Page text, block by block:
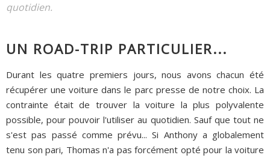
quotidien.
UN ROAD-TRIP PARTICULIER...
Durant les quatre premiers jours, nous avons chacun été
récupérer une voiture dans le parc presse de notre choix. La
contrainte était de trouver la voiture la plus polyvalente
possible, pour pouvoir l'utiliser au quotidien. Sauf que tout ne
s'est pas passé comme prévu... Si Anthony a globalement
tenu son pari, Thomas n'a pas forcément opté pour la voiture